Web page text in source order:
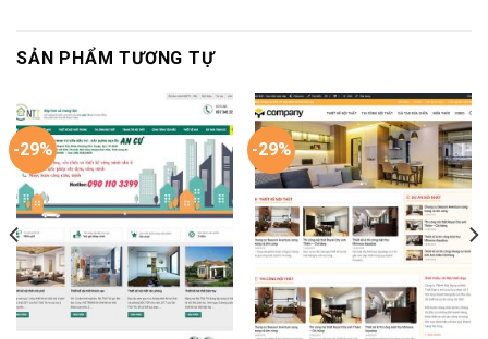
SẢN PHẨM TƯƠNG TỰ
-29% -29%